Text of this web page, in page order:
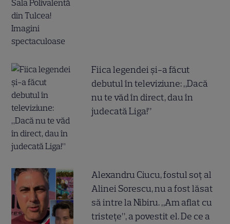
Fiica legendei și-a făcut
debutul în televiziune: „Dacă
nu te văd în direct, dau în
judecată Liga!”
Alexandru Ciucu, fostul soț al
Alinei Sorescu, nu a fost lăsat
să intre la Nibiru. „Am aflat cu
tristețe”, a povestit el. De ce a